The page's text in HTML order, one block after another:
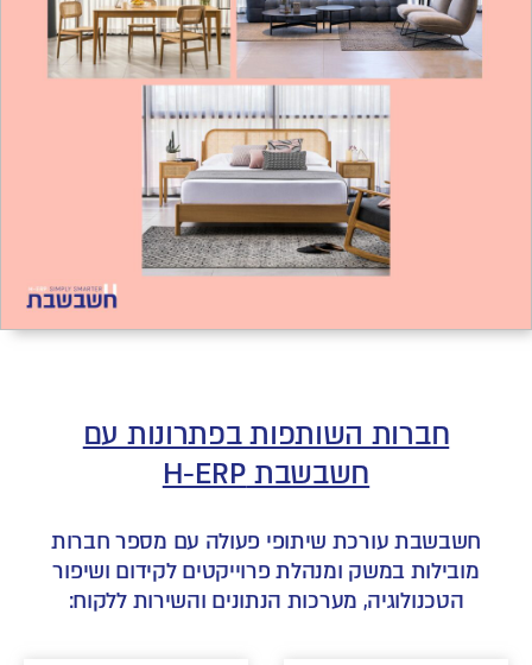
חברות השותפות בפתרונות עם
חשבשבת H-ERP
חשבשבת עורכת שיתופי פעולה עם מספר חברות
מובילות במשק ומנהלת פרוייקטים לקידום ושיפור
הטכנולוגיה, מערכות הנתונים והשירות ללקוח: